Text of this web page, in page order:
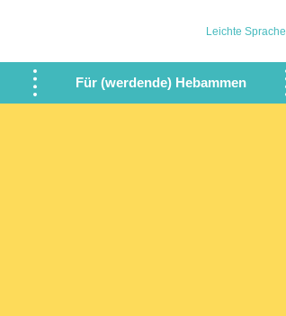
Für (werdende) Hebammen
Leichte Sprache